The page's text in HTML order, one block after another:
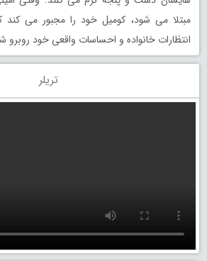
مبتلا می شود، کومیل خود را مجبور می کند
انتظارات خانواده و احساسات واقعی خود روبرو
تریلر